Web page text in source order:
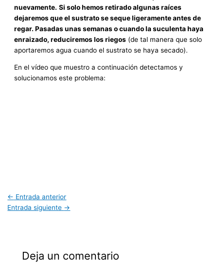
nuevamente. Si solo hemos retirado algunas raíces
dejaremos que el sustrato se seque ligeramente antes de
regar. Pasadas unas semanas o cuando la suculenta haya
enraizado, reduciremos los riegos (de tal manera que solo
aportaremos agua cuando el sustrato se haya secado).
En el vídeo que muestro a continuación detectamos y
solucionamos este problema:
← Entrada anterior
Entrada siguiente →
Deja un comentario